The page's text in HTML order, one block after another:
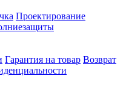
Проектирование
Гарантия на товар Возврат